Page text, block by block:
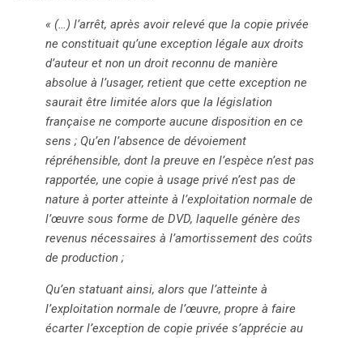
auteurs et les producteurs. En conséquence, la cour
d’appel devra clarifier comment la copie privée influence
l’exploitation normale des œuvres dans ce nouvel
environnement numérique. Les enjeux sont immenses :
la charge de la preuve concernant l’atteinte à
l’exploitation normale repose sur l’industrie, qui devra
démontrer l’impact économique de la copie privée. Ce
jugement ouvre la voie à des évolutions futures dans la
législation sur le droit d’auteur, alors que la cour d’appel
de Paris se penchera à nouveau sur cette question
complexe, avec des implications potentielles pour
l’ensemble du secteur. Les acteurs du marché sont ainsi
invités à se préparer à des changements significatifs.
(250 mots)
« (…) l’arrêt, après avoir relevé que la copie privée
ne constituait qu’une exception légale aux droits
d’auteur et non un droit reconnu de manière
absolue à l’usager, retient que cette exception ne
saurait être limitée alors que la législation
française ne comporte aucune disposition en ce
sens ; Qu’en l’absence de dévoiement
répréhensible, dont la preuve en l’espèce n’est pas
rapportée, une copie à usage privé n’est pas de
nature à porter atteinte à l’exploitation normale de
l’œuvre sous forme de DVD, laquelle génère des
revenus nécessaires à l’amortissement des coûts
de production ;
Qu’en statuant ainsi, alors que l’atteinte à
l’exploitation normale de l’œuvre, propre à faire
écarter l’exception de copie privée s’apprécie au